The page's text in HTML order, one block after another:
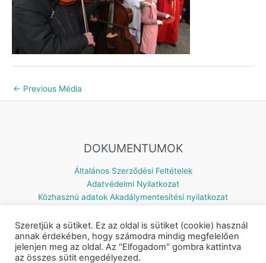
← Previous Média
DOKUMENTUMOK
Általános Szerződési Feltételek
Adatvédelmi Nyilatkozat
Közhasznú adatok Akadálymentesítési nyilatkozat
Készítette: © 2026 Napsugár Gyermekház | Powered by
Szeretjük a sütiket. Ez az oldal is sütiket (cookie) használ
annak érdekében, hogy számodra mindig megfelelően
jelenjen meg az oldal. Az "Elfogadom" gombra kattintva
az összes sütit engedélyezed.